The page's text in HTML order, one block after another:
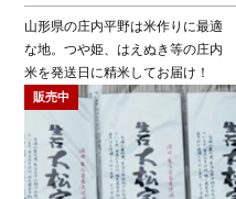
山形県の庄内平野は米作りに最適
な地。つや姫、はえぬき等の庄内
米を発送日に精米してお届け！
販売中